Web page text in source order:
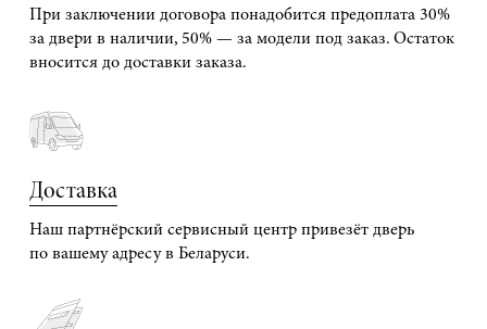
При заключении договора понадобится предоплата 30%
за двери в наличии, 50% — за модели под заказ. Остаток
вносится до доставки заказа.
Доставка
Наш партнёрский сервисный центр привезёт дверь
по вашему адресу в Беларуси.